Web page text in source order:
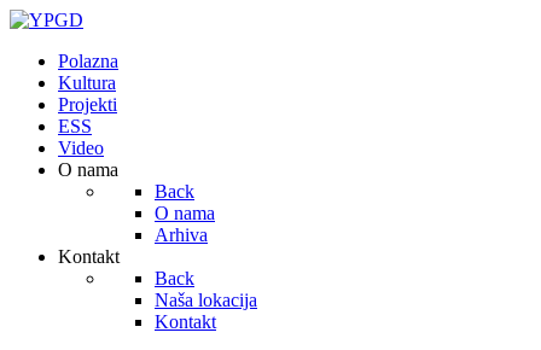
Polazna
Kultura
Projekti
ESS
Video
O nama
Back
O nama
Arhiva
Kontakt
Back
Naša lokacija
Kontakt